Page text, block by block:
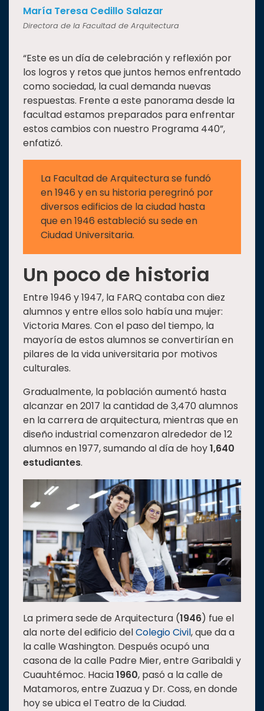
María Teresa Cedillo Salazar
Directora de la Facultad de Arquitectura
“Este es un día de celebración y reflexión por
los logros y retos que juntos hemos enfrentado
como sociedad, la cual demanda nuevas
respuestas. Frente a este panorama desde la
facultad estamos preparados para enfrentar
estos cambios con nuestro Programa 440”,
enfatizó.
La Facultad de Arquitectura se fundó
en 1946 y en su historia peregrinó por
diversos edificios de la ciudad hasta
que en 1946 estableció su sede en
Ciudad Universitaria.
Un poco de historia
Entre 1946 y 1947, la FARQ contaba con diez
alumnos y entre ellos solo había una mujer:
Victoria Mares. Con el paso del tiempo, la
mayoría de estos alumnos se convertirían en
pilares de la vida universitaria por motivos
culturales.
Gradualmente, la población aumentó hasta
alcanzar en 2017 la cantidad de 3,470 alumnos
en la carrera de arquitectura, mientras que en
diseño industrial comenzaron alrededor de 12
alumnos en 1977, sumando al día de hoy1,640
estudiantes.
La primera sede de Arquitectura (1946) fue el
ala norte del edificio delColegio Civil, que da a
la calle Washington. Después ocupó una
casona de la calle Padre Mier, entre Garibaldi y
Cuauhtémoc. Hacia1960, pasó a la calle de
Matamoros, entre Zuazua y Dr. Coss, en donde
hoy se ubica el Teatro de la Ciudad.